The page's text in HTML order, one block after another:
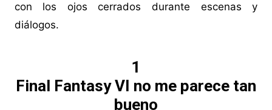
con los ojos cerrados durante escenas y
diálogos.
1
Final Fantasy VI no me parece tan
bueno